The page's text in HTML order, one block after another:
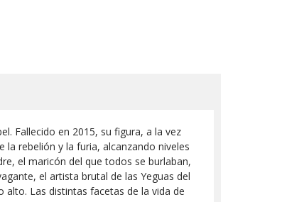
Fallecido en 2015, su figura, a la vez
rebelión y la furia, alcanzando niveles
el maricón del que todos se burlaban,
el artista brutal de las Yeguas del
Las distintas facetas de la vida de